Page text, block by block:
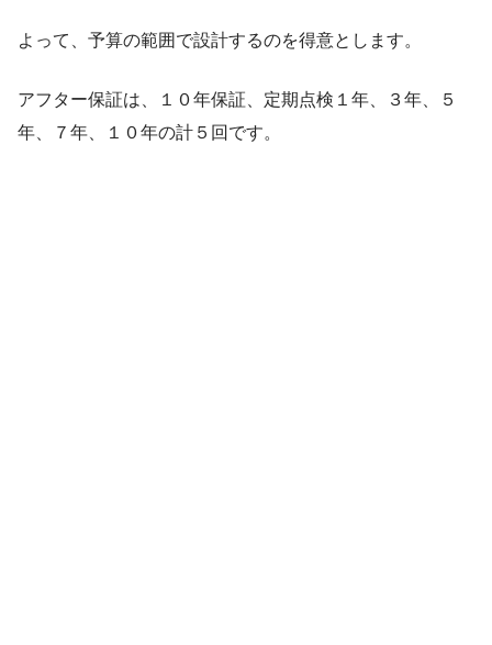
よって、予算の範囲で設計するのを得意とします。
アフター保証は、１０年保証、定期点検１年、３年、５
年、７年、１０年の計５回です。